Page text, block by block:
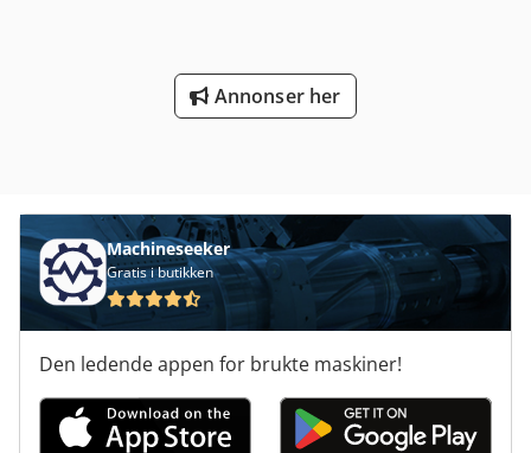
Annonser her
Machineseeker
Gratis i butikken
Den ledende appen for brukte maskiner!